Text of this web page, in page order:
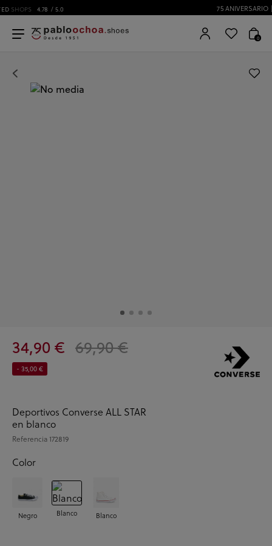
75 ANIVERSARIO | Desde 1951 pabloochoa.shoes
0
34,90 € 69,90 €
- 35,00 €
Deportivos Converse ALL STAR
en blanco
Referencia 172819
Color
Negro Blanco Blanco